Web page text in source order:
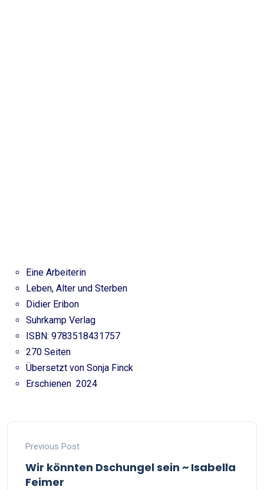
Eine Arbeiterin
Leben, Alter und Sterben
Didier Eribon
Suhrkamp Verlag
ISBN: 9783518431757
270 Seiten
Übersetzt von Sonja Finck
Erschienen 2024
Previous Post
Wir könnten Dschungel sein ~ Isabella
Feimer